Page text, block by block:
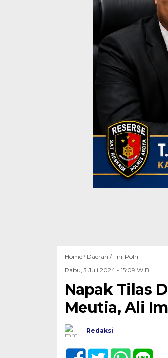
Home / Daerah /Tni-Polri
Rabu, 3 Juli 2024 - 15:09 WIB
Napak Tilas
Meutia, Ali
Redaksi